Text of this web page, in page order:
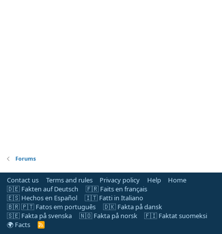
Forums
Contact us Terms and rules Privacy policy Help
Home
🇩🇪 Fakten auf Deutsch
🇫🇷 Faits en français
🇪🇸 Hechos en Español
🇮🇹 Fatti in Italiano
🇧🇷 🇵🇹 Fatos em português
🇩🇰 Fakta på dansk
🇸🇪 Fakta på svenska
🇳🇴 Fakta på norsk
🇫🇮 Faktat suomeksi
🌍 Facts
R